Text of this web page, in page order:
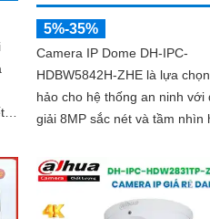
5%-35%
Camera IP Dome DH-IPC-
HDBW5842H-ZHE là lựa
hảo cho hệ thống an ninh với
giải 8MP sắc nét và tầm nhìn
ràng cả ngày lẫn đêm. Tích hợp công
nghệ AI thông minh giúp phân
chuyển động giữa người và